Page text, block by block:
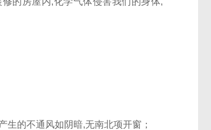
生的不通风如阴暗,无南北项开窗；